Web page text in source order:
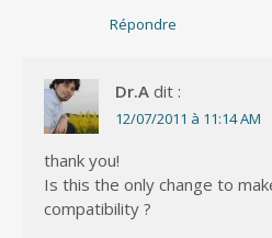
Répondre
Dr.A dit :
12/07/2011 à 11:14 AM
thank you!
Is this the only change to
compatibility ?